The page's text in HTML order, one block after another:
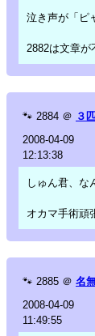
泣き声が「ピ
2882は文章
🐾 2884 ＠ ３
2008-04-09
12:13:38
しゅん君、な
オカマ手術頑
🐾 2885 ＠ 名
2008-04-09
11:49:55